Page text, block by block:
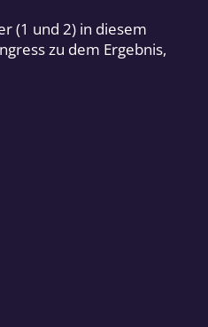
(1 und 2) in diesem
zu dem Ergebnis,